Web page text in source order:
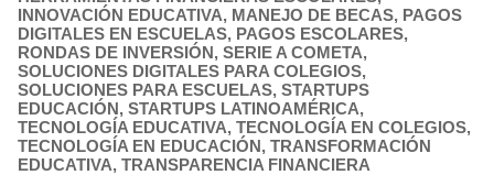
INNOVACIÓN EDUCATIVA, MANEJO DE BECAS, PAGOS
DIGITALES EN ESCUELAS, PAGOS ESCOLARES,
RONDAS DE INVERSIÓN, SERIE A COMETA,
SOLUCIONES DIGITALES PARA COLEGIOS,
SOLUCIONES PARA ESCUELAS, STARTUPS
EDUCACIÓN, STARTUPS LATINOAMÉRICA,
TECNOLOGÍA EDUCATIVA, TECNOLOGÍA EN COLEGIOS,
TECNOLOGÍA EN EDUCACIÓN, TRANSFORMACIÓN
EDUCATIVA, TRANSPARENCIA FINANCIERA